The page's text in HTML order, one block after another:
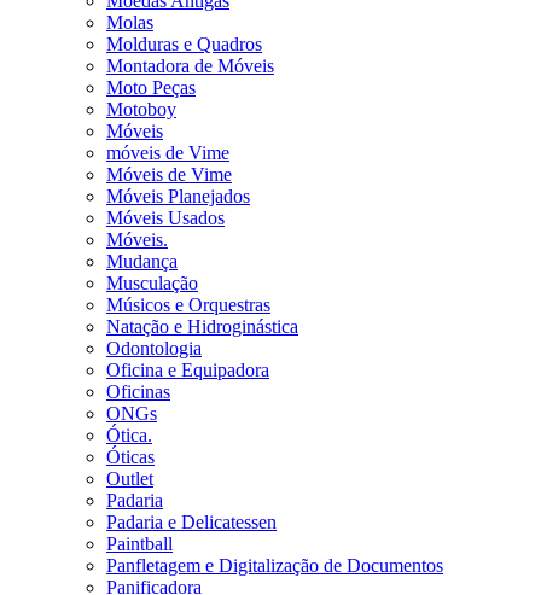
Molas
Molduras e Quadros
Montadora de Móveis
Moto Peças
Motoboy
Móveis
móveis de Vime
Móveis de Vime
Móveis Planejados
Móveis Usados
Móveis.
Mudança
Musculação
Músicos e Orquestras
Natação e Hidroginástica
Odontologia
Oficina e Equipadora
Oficinas
ONGs
Ótica.
Óticas
Outlet
Padaria
Padaria e Delicatessen
Paintball
Panfletagem e Digitalização de Documentos
Panificadora